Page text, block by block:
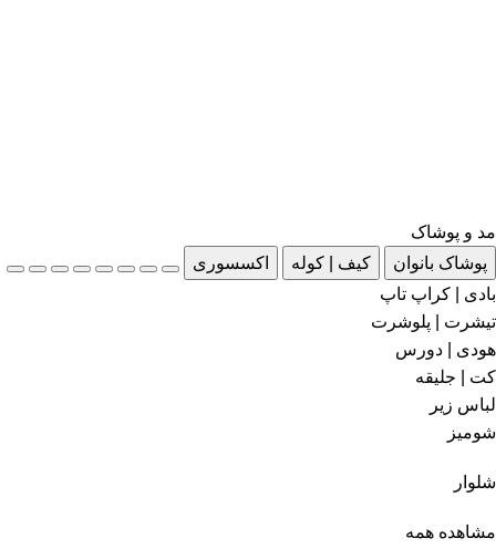
مد و پوشاک
پوشاک بانوان
کیف | کوله
اکسسوری
بادی | کراپ تاپ
تیشرت | پلوشرت
هودی | دورس
کت | جلیقه
لباس زیر
شومیز
شلوار
مشاهده همه